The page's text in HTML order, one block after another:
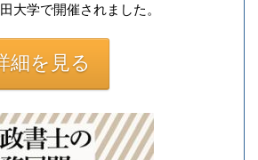
大学で開催されました。
細を見る